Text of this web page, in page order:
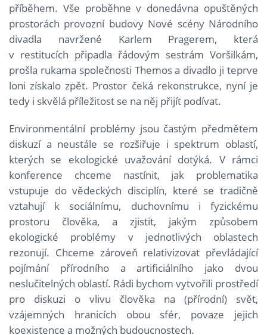
příběhem. Vše proběhne v donedávna opuštěných
prostorách provozní budovy Nové scény Národního
divadla navržené Karlem Pragerem, která
v restitucích připadla řádovým sestrám Voršilkám,
prošla rukama společnosti Themos a divadlo ji teprve
loni získalo zpět. Prostor čeká rekonstrukce, nyní je
tedy i skvělá příležitost se na něj přijít podívat.
Environmentální problémy jsou častým předmětem
diskuzí a neustále se rozšiřuje i spektrum oblastí,
kterých se ekologické uvažování dotýká. V rámci
konference chceme nastínit, jak problematika
vstupuje do vědeckých disciplín, které se tradičně
vztahují k sociálnímu, duchovnímu i fyzickému
prostoru člověka, a zjistit, jakým způsobem
ekologické problémy v jednotlivých oblastech
rezonují. Chceme zároveň relativizovat převládající
pojímání přírodního a artificiálního jako dvou
neslučitelných oblastí. Rádi bychom vytvořili prostředí
pro diskuzi o vlivu člověka na (přírodní) svět,
vzájemných hranicích obou sfér, povaze jejich
koexistence a možných budoucnostech.